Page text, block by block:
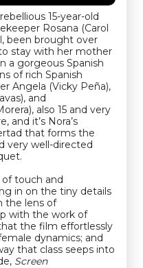
15-year-old
Rosana (Carol
been brought over
stay with her mother
a gorgeous Spanish
of rich Spanish
Angela (Vicky Peña),
and
also 15 and very
it’s Nora’s
that forms the
very well-directed
of touch and
in on the tiny details
the lens of
with the work of
the film effortlessly
dynamics; and
that class seeps into
Screen